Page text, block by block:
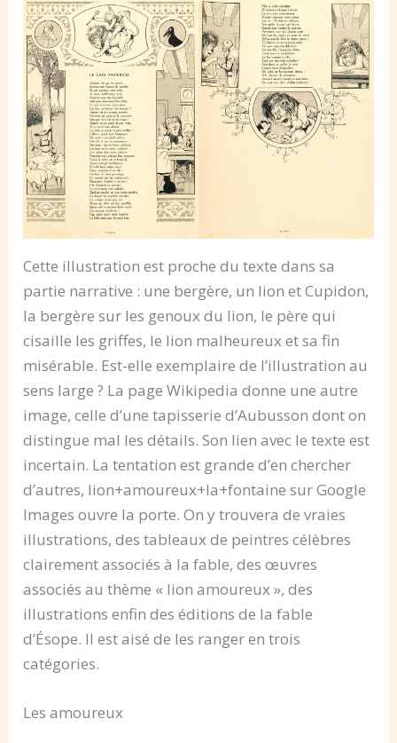
Cette illustration est proche du texte dans sa
partie narrative : une bergère, un lion et Cupidon,
la bergère sur les genoux du lion, le père qui
cisaille les griffes, le lion malheureux et sa fin
misérable. Est-elle exemplaire de l’illustration au
sens large ? La page Wikipedia donne une autre
image, celle d’une tapisserie d’Aubusson dont on
distingue mal les détails. Son lien avec le texte est
incertain. La tentation est grande d’en chercher
d’autres, lion+amoureux+la+fontaine sur Google
Images ouvre la porte. On y trouvera de vraies
illustrations, des tableaux de peintres célèbres
clairement associés à la fable, des œuvres
associés au thème « lion amoureux », des
illustrations enfin des éditions de la fable
d’Ésope. Il est aisé de les ranger en trois
catégories.
Les amoureux